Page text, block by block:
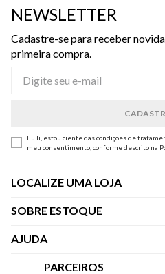
NEWSLETTER
Cadastre-se para receber
primeira compra.
Eu li, estou ciente das condições de
meu consentimento, conforme descrito na
LOCALIZE UMA LOJA
SOBRE ESTOQUE
Quem Somos
AJUDA
Central de Atendimento
PARCEIROS